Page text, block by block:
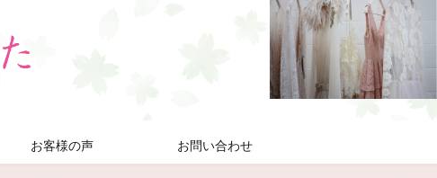
お客様の声 お問い合わせ